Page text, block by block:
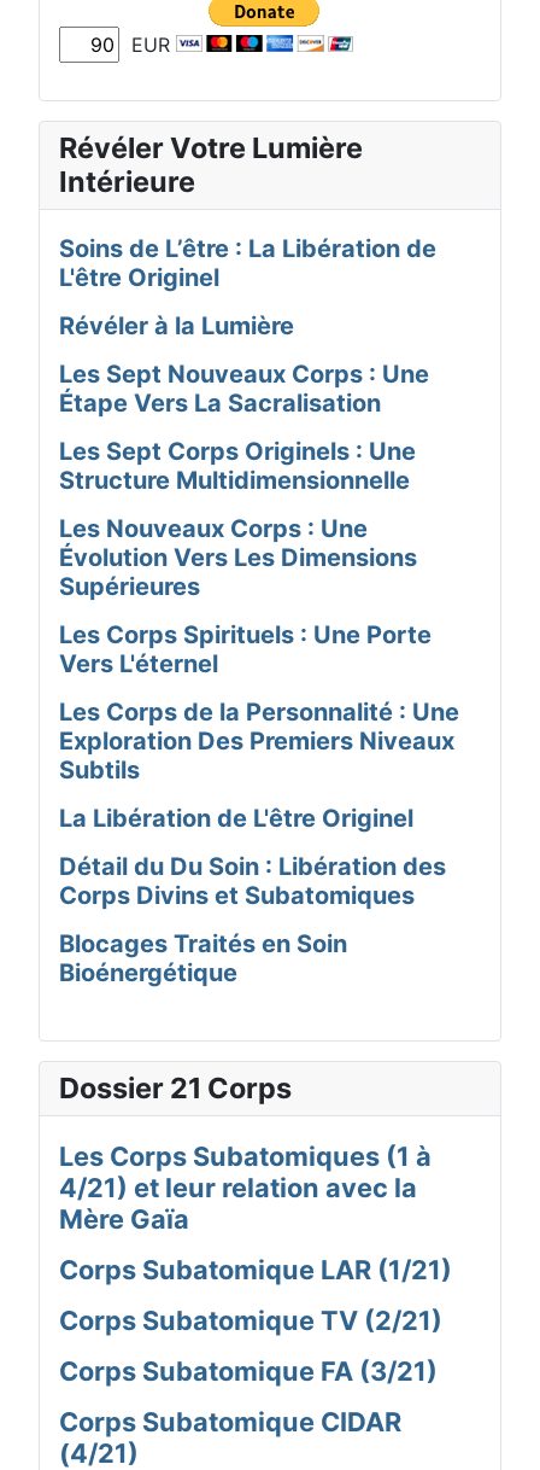
EUR
Révéler Votre Lumière
Intérieure
Soins de L’être : La Libération de
L'être Originel
Révéler à la Lumière
Les Sept Nouveaux Corps : Une
Étape Vers La Sacralisation
Les Sept Corps Originels : Une
Structure Multidimensionnelle
Les Nouveaux Corps : Une
Évolution Vers Les Dimensions
Supérieures
Les Corps Spirituels : Une Porte
Vers L'éternel
Les Corps de la Personnalité : Une
Exploration Des Premiers Niveaux
Subtils
La Libération de L'être Originel
Détail du Du Soin : Libération des
Corps Divins et Subatomiques
Blocages Traités en Soin
Bioénergétique
Dossier 21 Corps
Les Corps Subatomiques (1 à
4/21) et leur relation avec la
Mère Gaïa
Corps Subatomique LAR (1/21)
Corps Subatomique TV (2/21)
Corps Subatomique FA (3/21)
Corps Subatomique CIDAR
(4/21)